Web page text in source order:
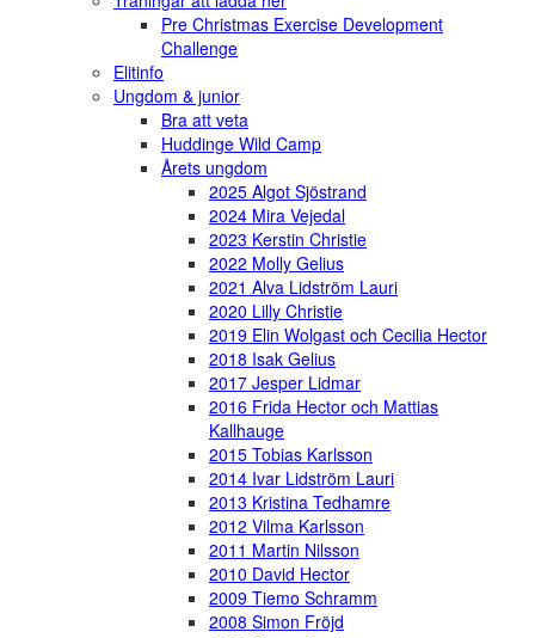
Pre Christmas Exercise Development
Challenge
Elitinfo
Ungdom & junior
Bra att veta
Huddinge Wild Camp
Årets ungdom
2025 Algot Sjöstrand
2024 Mira Vejedal
2023 Kerstin Christie
2022 Molly Gelius
2021 Alva Lidström Lauri
2020 Lilly Christie
2019 Elin Wolgast och Cecilia Hector
2018 Isak Gelius
2017 Jesper Lidmar
2016 Frida Hector och Mattias
Kallhauge
2015 Tobias Karlsson
2014 Ivar Lidström Lauri
2013 Kristina Tedhamre
2012 Vilma Karlsson
2011 Martin Nilsson
2010 David Hector
2009 Tiemo Schramm
2008 Simon Fröjd